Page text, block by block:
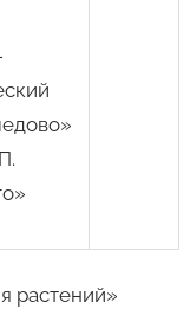
растений»